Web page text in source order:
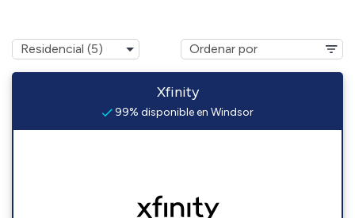
Xfinity
99% disponible en Windsor